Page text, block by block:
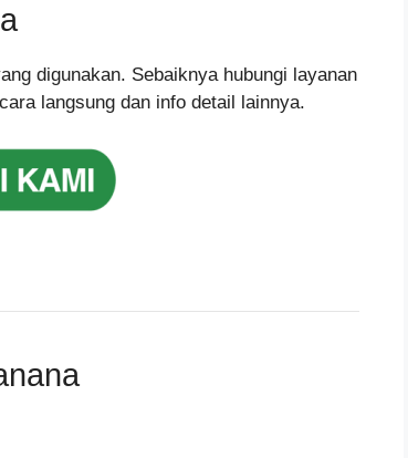
digunakan. Sebaiknya hubungi layanan
langsung dan info detail lainnya.